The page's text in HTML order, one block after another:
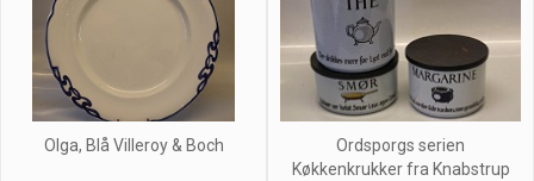
Olga, Blå Villeroy & Boch
Ordsporgs serien
Køkkenkrukker fra Knabstrup